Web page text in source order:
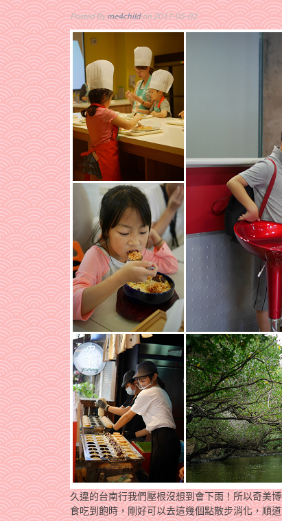
Posted Byme4childon 2017-05-02
久違的台南行我們壓根沒想到會下雨！所以奇美
食吃到飽時，剛好可以去這幾個點散步消化，順